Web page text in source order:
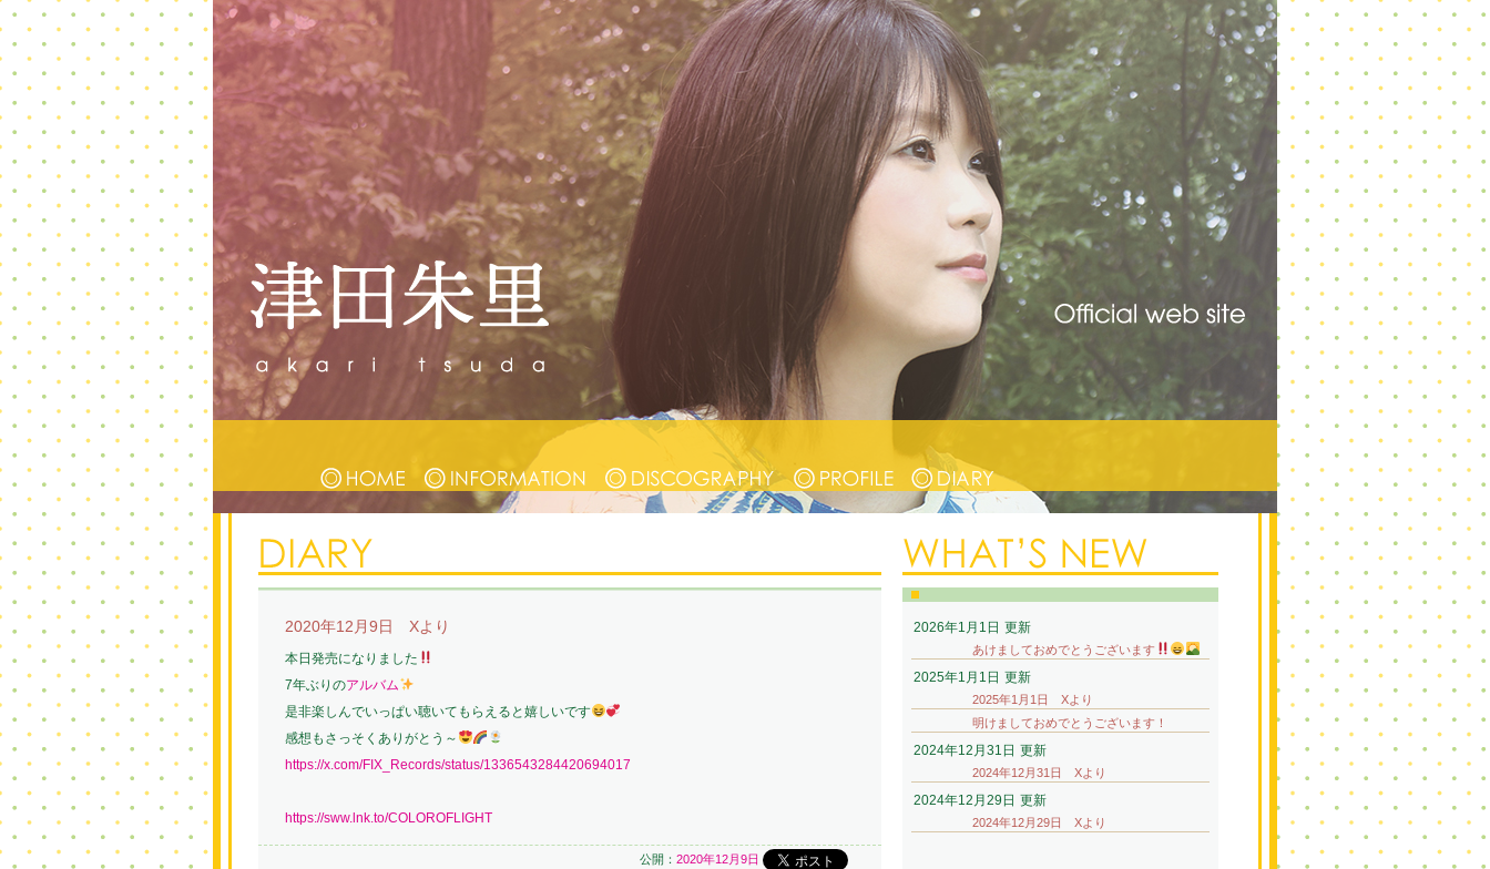
2020年12月9日 Xより
本日発売になりました
7年ぶりのアルバム
是非楽しんでいっぱい聴いてもらえると嬉しいです
感想もさっそくありがとう～
https://x.com/FIX_Records/status/1336543284420694017
https://sww.lnk.to/COLOROFLIGHT
公開： 2020年12月9日
2026年1月1日 更新
あけましておめでとうございます
2025年1月1日 更新
2025年1月1日 Xより
明けましておめでとうございます！
2024年12月31日 更新
2024年12月31日 Xより
2024年12月29日 更新
2024年12月29日 Xより